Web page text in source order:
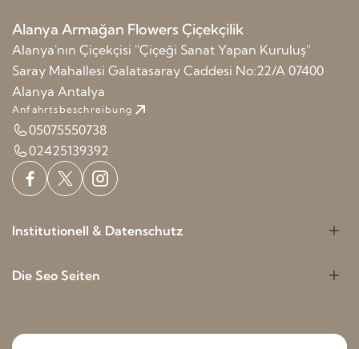
Alanya Armağan Flowers Çiçekçilik
Alanya'nın Çiçekçisi ''Çiçeği Sanat Yapan Kuruluş''
Saray Mahallesi Galatasaray Caddesi No:22/A 07400
Alanya Antalya
Anfahrtsbeschreibung
05075550738
02425139392
Institutionell & Datenschutz
Die Seo Seiten